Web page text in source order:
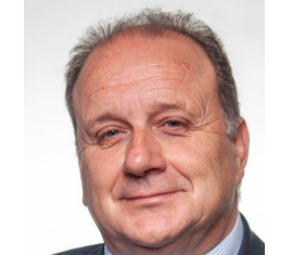
PDC cantonal
Devenir membre